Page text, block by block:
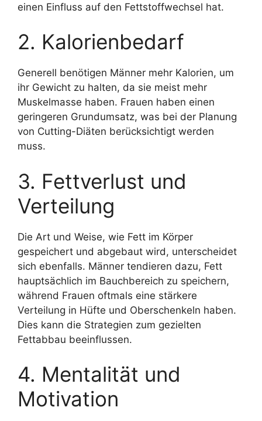
einen Einfluss auf den Fettstoffwechsel hat.
2. Kalorienbedarf
Generell benötigen Männer mehr Kalorien, um
ihr Gewicht zu halten, da sie meist mehr
Muskelmasse haben. Frauen haben einen
geringeren Grundumsatz, was bei der Planung
von Cutting-Diäten berücksichtigt werden
muss.
3. Fettverlust und
Verteilung
Die Art und Weise, wie Fett im Körper
gespeichert und abgebaut wird, unterscheidet
sich ebenfalls. Männer tendieren dazu, Fett
hauptsächlich im Bauchbereich zu speichern,
während Frauen oftmals eine stärkere
Verteilung in Hüfte und Oberschenkeln haben.
Dies kann die Strategien zum gezielten
Fettabbau beeinflussen.
4. Mentalität und
Motivation